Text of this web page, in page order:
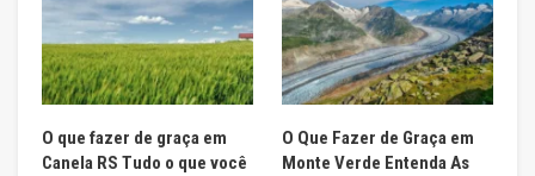
O que fazer de graça em
Canela RS Tudo o que você
O Que Fazer de Graça em
Monte Verde Entenda As